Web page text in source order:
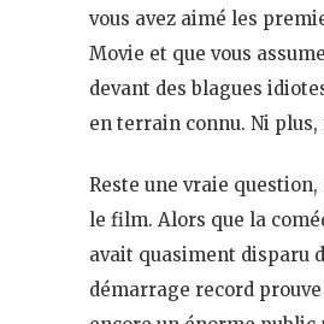
vous avez aimé les
Movie et que vous
devant des blagues
en terrain connu. Ni plus,
Reste une vraie question,
le film. Alors que la
avait quasiment disparu
démarrage record prouve